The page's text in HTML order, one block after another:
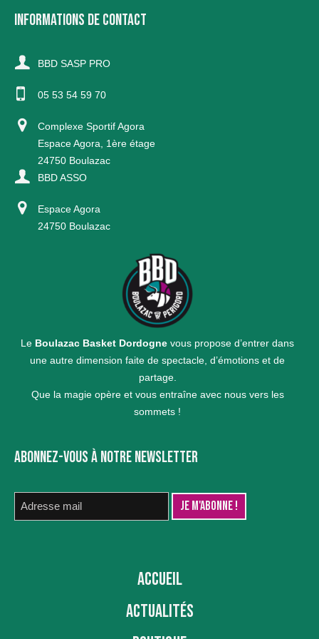
INFORMATIONS DE CONTACT
BBD SASP PRO
05 53 54 59 70
Complexe Sportif Agora
Espace Agora, 1ère étage
24750 Boulazac
BBD ASSO
Espace Agora
24750 Boulazac
Le Boulazac Basket Dordogne vous propose d’entrer dans
une autre dimension faite de spectacle, d’émotions et de
partage.
Que la magie opère et vous entraîne avec nous vers les
sommets !
ABONNEZ-VOUS À NOTRE NEWSLETTER
ACCUEIL
ACTUALITÉS